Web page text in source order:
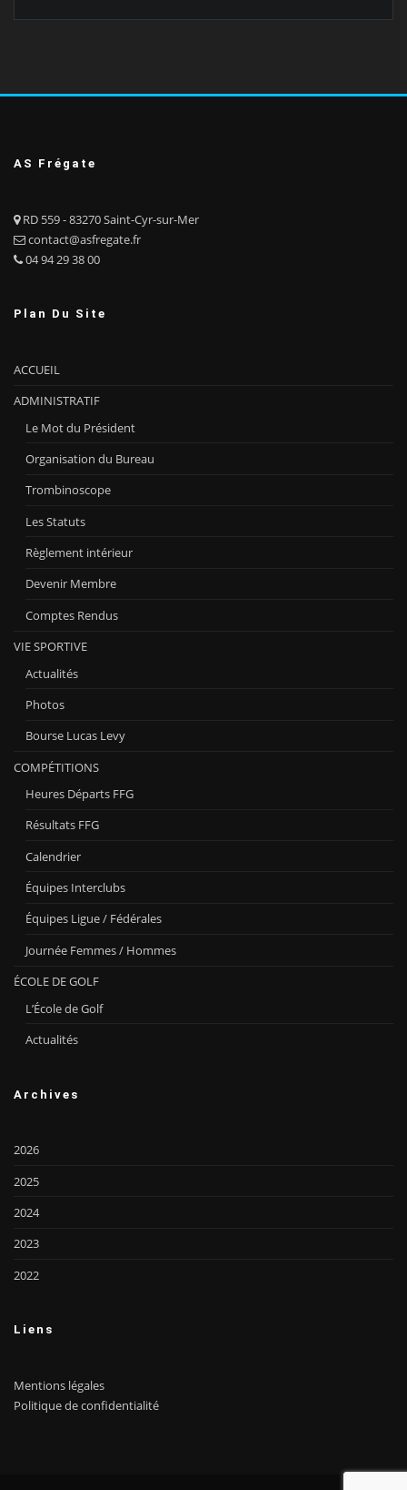
AS Frégate
RD 559 - 83270 Saint-Cyr-sur-Mer
contact@asfregate.fr
04 94 29 38 00
Plan Du Site
ACCUEIL
ADMINISTRATIF
Le Mot du Président
Organisation du Bureau
Trombinoscope
Les Statuts
Règlement intérieur
Devenir Membre
Comptes Rendus
VIE SPORTIVE
Actualités
Photos
Bourse Lucas Levy
COMPÉTITIONS
Heures Départs FFG
Résultats FFG
Calendrier
Équipes Interclubs
Équipes Ligue / Fédérales
Journée Femmes / Hommes
ÉCOLE DE GOLF
L’École de Golf
Actualités
Archives
2026
2025
2024
2023
2022
Liens
Mentions légales
Politique de confidentialité